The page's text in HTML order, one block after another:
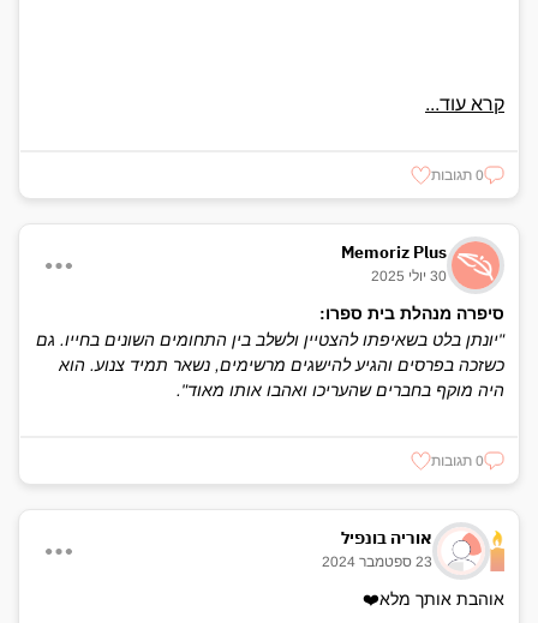
קרא עוד...
0 תגובות
Memoriz Plus
30 יולי 2025
סיפרה מנהלת בית ספרו:
"יונתן בלט בשאיפתו להצטיין ולשלב בין התחומים השונים בחייו. גם
כשזכה בפרסים והגיע להישגים מרשימים, נשאר תמיד צנוע. הוא
היה מוקף בחברים שהעריכו ואהבו אותו מאוד".
0 תגובות
אוריה בונפיל
23 ספטמבר 2024
אוהבת אותך מלא❤️